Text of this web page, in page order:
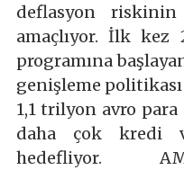
deflasyon riskinin
amaçlıyor. İlk kez
programına
genişleme
1,1 trilyon avro
daha çok kredi
hedefliyor.